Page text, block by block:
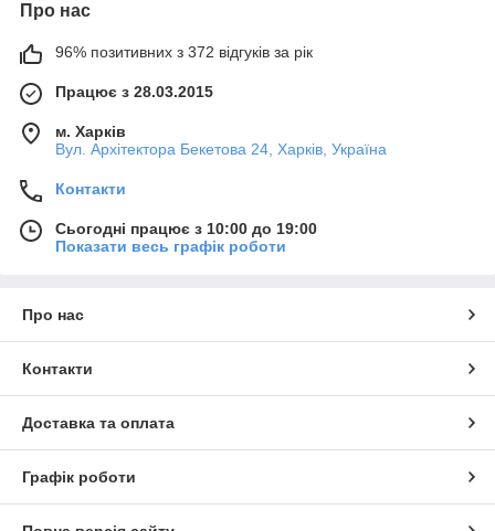
Про нас
96% позитивних з 372 відгуків за рік
Працює з 28.03.2015
м. Харків
Вул. Архітектора Бекетова 24, Харків, Україна
Контакти
Сьогодні працює з 10:00 до 19:00
Показати весь графік роботи
Про нас
Контакти
Доставка та оплата
Графік роботи